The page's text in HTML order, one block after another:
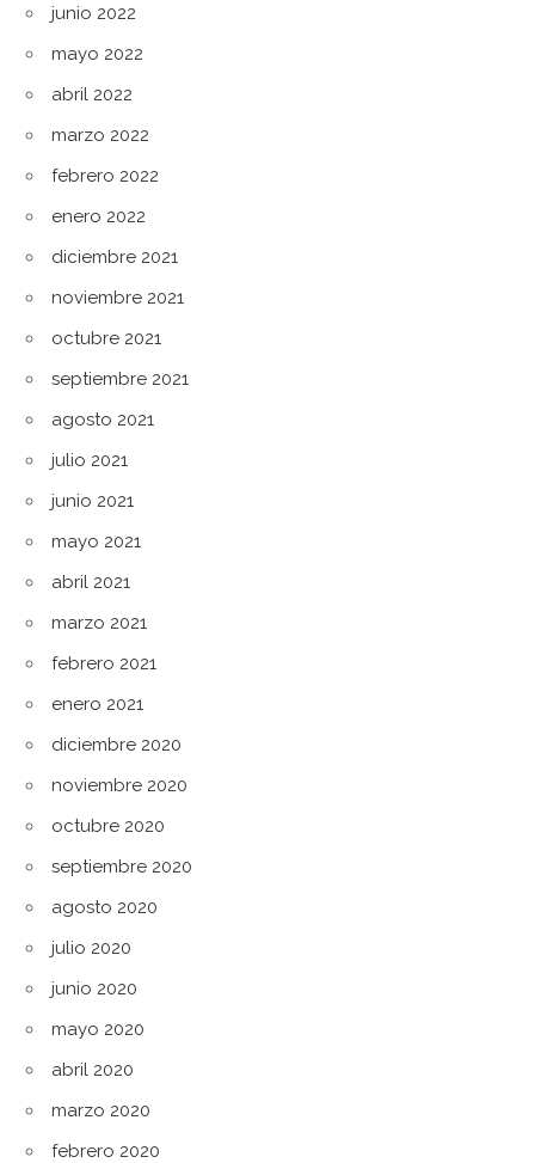
junio 2022
mayo 2022
abril 2022
marzo 2022
febrero 2022
enero 2022
diciembre 2021
noviembre 2021
octubre 2021
septiembre 2021
agosto 2021
julio 2021
junio 2021
mayo 2021
abril 2021
marzo 2021
febrero 2021
enero 2021
diciembre 2020
noviembre 2020
octubre 2020
septiembre 2020
agosto 2020
julio 2020
junio 2020
mayo 2020
abril 2020
marzo 2020
febrero 2020